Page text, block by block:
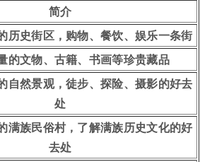
简介
历史街区，购物、餐饮、娱乐一条街
的文物、古籍、书画等珍贵藏品
自然景观，徒步、探险、摄影的好去
处
满族民俗村，了解满族历史文化的好
去处